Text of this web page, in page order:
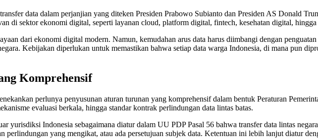
data dalam perjanjian yang diteken Presiden Prabowo Subianto dan Presiden AS Donald
di sektor ekonomi digital, seperti layanan cloud, platform digital, fintech, kesehatan digital, hingga
dari ekonomi digital modern. Namun, kemudahan arus data harus diimbangi dengan
Kebijakan diperlukan untuk memastikan bahwa setiap data warga Indonesia, di mana pun
Komprehensif
perlunya penyusunan aturan turunan yang komprehensif dalam bentuk Peraturan
evaluasi berkala, hingga standar kontrak perlindungan data lintas batas.
yurisdiksi Indonesia sebagaimana diatur dalam UU PDP Pasal 56 bahwa transfer data lintas
perlindungan yang mengikat, atau ada persetujuan subjek data. Ketentuan ini lebih lanjut diatur